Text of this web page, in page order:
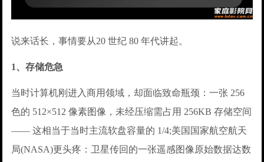
说来话长，事情要从20 世纪 80 年代讲起。
1、存储危急
当时计算机刚进入商用领域，却面临致命瓶颈：一张 256
色的 512×512 像素图像，未经压缩需占用 256KB 存储空间
—— 这相当于当时主流软盘容量的 1/4;美国国家航空航天
局(NASA)更头疼：卫星传回的一张遥感图像原始数据达数